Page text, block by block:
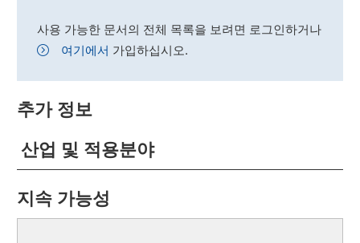
사용 가능한 문서의 전체 목록을 보려면 로그인하거나
여기에서 가입하십시오.
추가 정보
산업 및 적용분야
지속 가능성